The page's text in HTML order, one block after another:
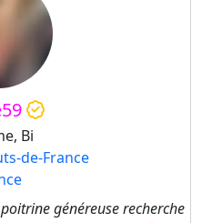
Bi
de-France
généreuse recherche